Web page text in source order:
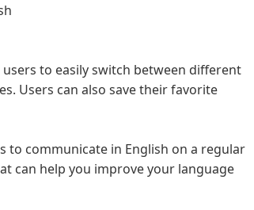
to easily switch between different
Users can also save their favorite
to communicate in English on a regular
can help you improve your language